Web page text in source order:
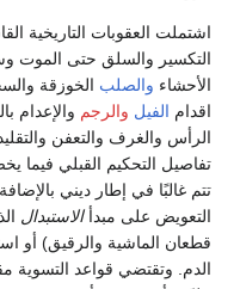
اشتملت العقوبات التاريخية
التكسير والسلق حتى الموت
الأحشاء والصلب الخوزقة
اقدام الفيل والرجم والإعدام
الرأس والغرف والتعفن
تفاصيل التحكيم القبلي فيما
تتم غالبًا في إطار ديني
التعويض على مبدأالاستبدال
قطعان الماشية والرقيق) أو
الدم. وتقتضي قواعد التسوية